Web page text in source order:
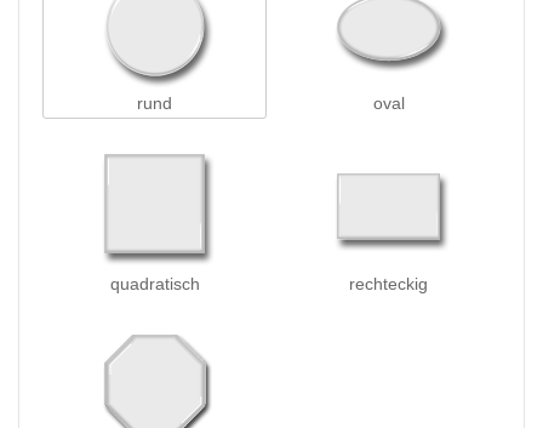
rund oval
quadratisch rechteckig